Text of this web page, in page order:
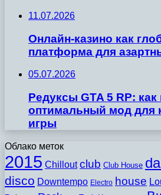
11.07.2026
Онлайн-казино как
платформа для
05.07.2026
Редуксы GTA 5 RP:
оптимальный мод для
игры
Облако меток
2015 Chillout club Club House
disco Downtempo Electro house